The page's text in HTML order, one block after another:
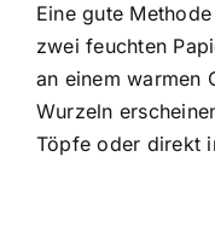
Eine gute
zwei feuchten
an einem warmen
Wurzeln
Töpfe oder direkt